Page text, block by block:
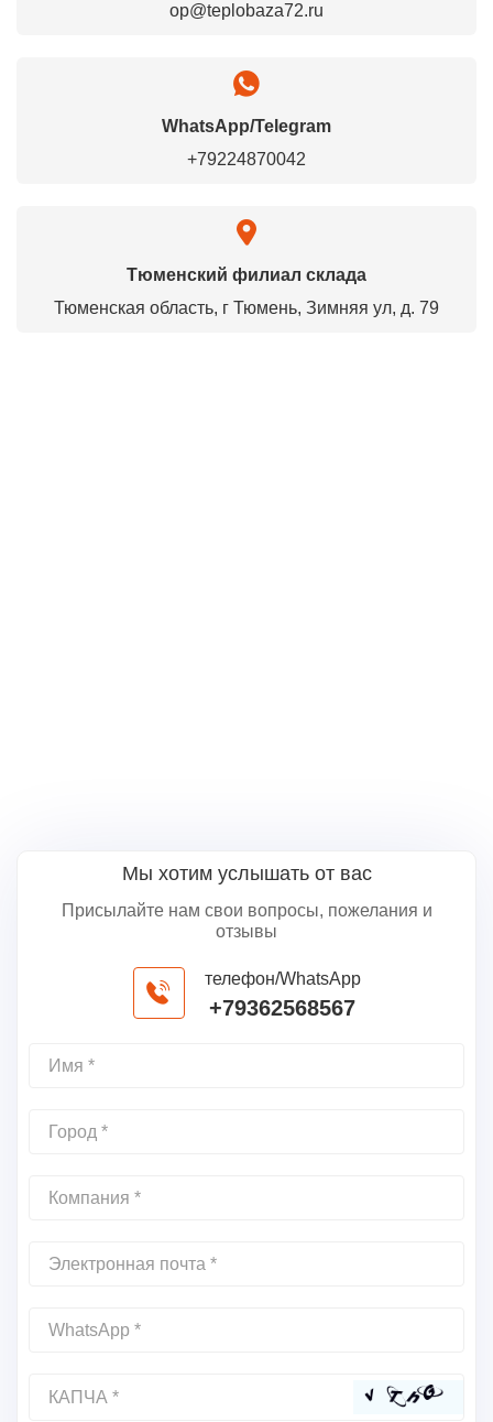
op@teplobaza72.ru
WhatsApp/Telegram
+79224870042
Тюменский филиал склада
Тюменская область, г Тюмень, Зимняя ул, д. 79
Мы хотим услышать от вас
Присылайте нам свои вопросы, пожелания и
отзывы
телефон/WhatsApp
+79362568567